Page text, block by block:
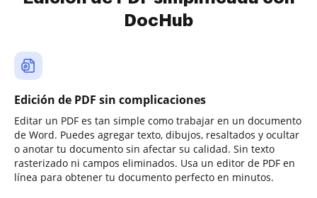
DocHub
Edición de PDF sin complicaciones
Editar un PDF es tan simple como trabajar en un documento
de Word. Puedes agregar texto, dibujos, resaltados y ocultar
o anotar tu documento sin afectar su calidad. Sin texto
rasterizado ni campos eliminados. Usa un editor de PDF en
línea para obtener tu documento perfecto en minutos.